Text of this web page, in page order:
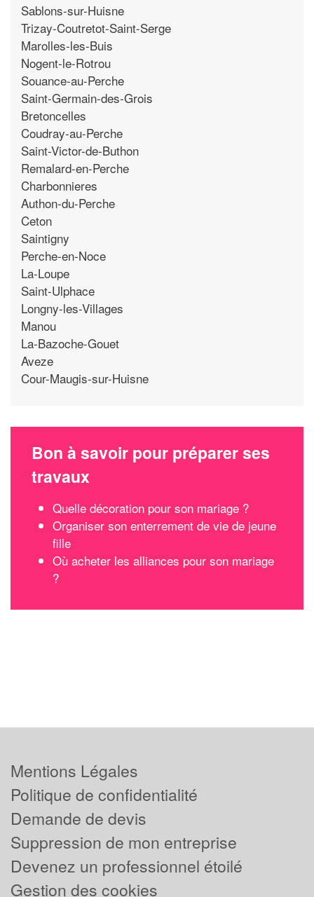
Sablons-sur-Huisne
Trizay-Coutretot-Saint-Serge
Marolles-les-Buis
Nogent-le-Rotrou
Souance-au-Perche
Saint-Germain-des-Grois
Bretoncelles
Coudray-au-Perche
Saint-Victor-de-Buthon
Remalard-en-Perche
Charbonnieres
Authon-du-Perche
Ceton
Saintigny
Perche-en-Noce
La-Loupe
Saint-Ulphace
Longny-les-Villages
Manou
La-Bazoche-Gouet
Aveze
Cour-Maugis-sur-Huisne
Bon à savoir pour préparer ses
travaux
Quelle décoration pour son mariage ?
Organiser son enterrement de vie de jeune
fille
Où acheter les alliances pour son mariage
?
Mentions Légales
Politique de confidentialité
Demande de devis
Suppression de mon entreprise
Devenez un professionnel étoilé
Gestion des cookies